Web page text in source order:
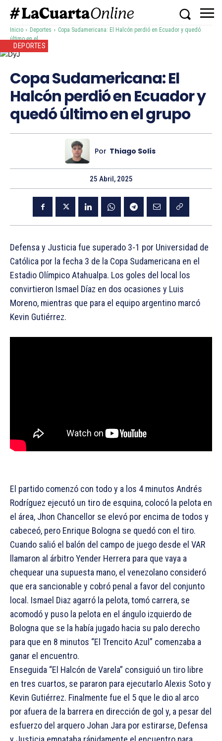
Inicio Deportes
Copa Sudamericana: El Halcón perdió en Ecuador y quedó
último en el...
DEPORTES
Copa Sudamericana: El
Halcón perdió en Ecuador y
quedó último en el grupo
Por Thiago Solís
25 Abril, 2025
Defensa y Justicia fue superado 3-1 por Universidad de
Católica por la fecha 3 de la Copa Sudamericana en el
Estadio Olímpico Atahualpa. Los goles del local los
convirtieron Ismael Díaz en dos ocasiones y Luis
Moreno, mientras que para el equipo argentino marcó
Kevin Gutiérrez.
El partido comenzó con todo y a los 4 minutos Andrés
Rodríguez ejecutó un tiro de esquina, colocó la pelota en
el área, Jhon Chancellor se elevó por encima de todos y
cabeceó, pero Enrique Bologna se quedó con el tiro.
Cuando salió el balón del campo de juego desde el VAR
llamaron al árbitro Yender Herrera para que vaya a
chequear una supuesta mano, el venezolano consideró
que era sancionable y cobró penal a favor del conjunto
local. Ismael Diaz agarró la pelota, tomó carrera, se
acomodó y puso la pelota en el ángulo izquierdo de
Bologna que se la había jugado hacia su palo derecho
para que en 8 minutos “El Trencito Azul” comenzaba a
ganar el encuentro.
Enseguida “El Halcón de Varela” consiguió un tiro libre
en tres cuartos, se pararon para ejecutarlo Alexis Soto y
Kevin Gutiérrez. Finalmente fue el 5 que le dio al arco
por afuera de la barrera en dirección de gol y, a pesar del
esfuerzo del arquero Johan Jara por estirarse, Defensa